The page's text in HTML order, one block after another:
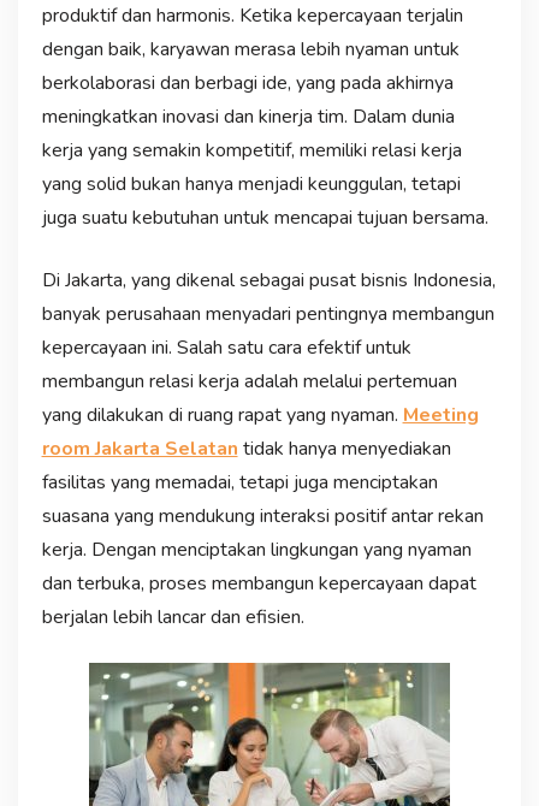
produktif dan harmonis. Ketika kepercayaan terjalin
dengan baik, karyawan merasa lebih nyaman untuk
berkolaborasi dan berbagi ide, yang pada akhirnya
meningkatkan inovasi dan kinerja tim. Dalam dunia
kerja yang semakin kompetitif, memiliki relasi kerja
yang solid bukan hanya menjadi keunggulan, tetapi
juga suatu kebutuhan untuk mencapai tujuan bersama.
Di Jakarta, yang dikenal sebagai pusat bisnis Indonesia,
banyak perusahaan menyadari pentingnya membangun
kepercayaan ini. Salah satu cara efektif untuk
membangun relasi kerja adalah melalui pertemuan
yang dilakukan di ruang rapat yang nyaman. Meeting
room Jakarta Selatan tidak hanya menyediakan
fasilitas yang memadai, tetapi juga menciptakan
suasana yang mendukung interaksi positif antar rekan
kerja. Dengan menciptakan lingkungan yang nyaman
dan terbuka, proses membangun kepercayaan dapat
berjalan lebih lancar dan efisien.